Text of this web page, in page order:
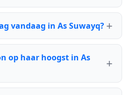
vandaag in As Suwayq?
op haar hoogst in As